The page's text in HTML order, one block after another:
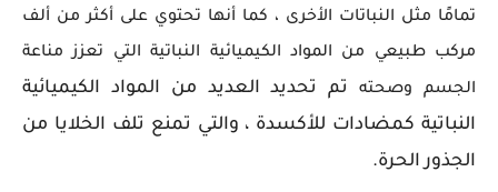
تمامًا مثل النباتات الأخرى ، كما أنها تحتوي على أكثر من ألف
مركب طبيعي من المواد الكيميائية النباتية التي تعزز مناعة
الجسم وصحته
تم تحديد العديد من المواد الكيميائية
النباتية كمضادات للأكسدة ، والتي تمنع تلف الخلايا من
الجذور الحرة.